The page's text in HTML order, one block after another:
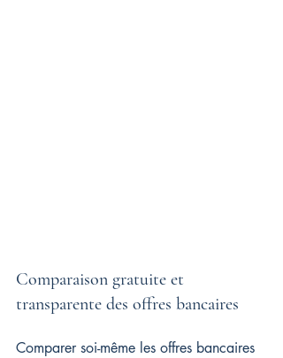
Comparaison gratuite et
transparente des offres bancaires
Comparer soi-même les offres bancaires